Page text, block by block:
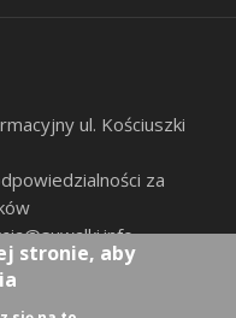
ul. Kościuszki
za
,
stronie, aby